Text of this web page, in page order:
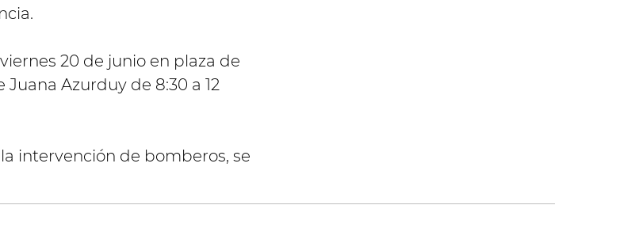
20 de junio en plaza de
Azurduy de 8:30 a 12
intervención de bomberos, se